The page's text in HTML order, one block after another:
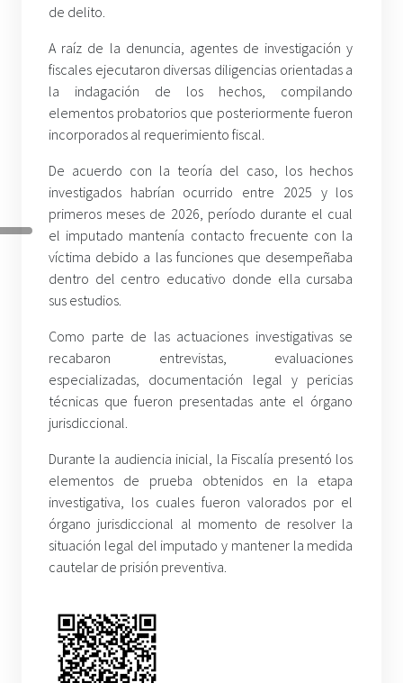
de delito.
A raíz de la denuncia, agentes de investigación y
fiscales ejecutaron diversas diligencias orientadas a
la indagación de los hechos, compilando
elementos probatorios que posteriormente fueron
incorporados al requerimiento fiscal.
De acuerdo con la teoría del caso, los hechos
investigados habrían ocurrido entre 2025 y los
primeros meses de 2026, período durante el cual
el imputado mantenía contacto frecuente con la
víctima debido a las funciones que desempeñaba
dentro del centro educativo donde ella cursaba
sus estudios.
Como parte de las actuaciones investigativas se
recabaron entrevistas, evaluaciones
especializadas, documentación legal y pericias
técnicas que fueron presentadas ante el órgano
jurisdiccional.
Durante la audiencia inicial, la Fiscalía presentó los
elementos de prueba obtenidos en la etapa
investigativa, los cuales fueron valorados por el
órgano jurisdiccional al momento de resolver la
situación legal del imputado y mantener la medida
cautelar de prisión preventiva.